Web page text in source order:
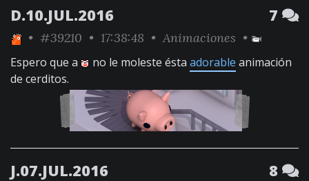
D.10.JUL.2016 7
• #39210 • 17:38:48 • Animaciones •
Espero que a no le moleste ésta adorable animación
de cerditos.
J.07.JUL.2016 8